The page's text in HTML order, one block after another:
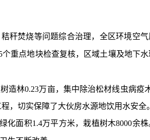
秆焚烧等问题综合治理，全区环境空气
个重点地块检查复核，区域土壤及地下水
造林0.23万亩，集中除治松材线虫病疫
，切实保障了大伙房水源地饮用水安全。
化面积1.4万平方米，栽植树木8000余株